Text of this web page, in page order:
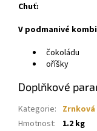
Chuť:
V podmanivé
čokoládu
oříšky
Doplňkové
Kategorie: Zrnková
Hmotnost: 1.2 kg